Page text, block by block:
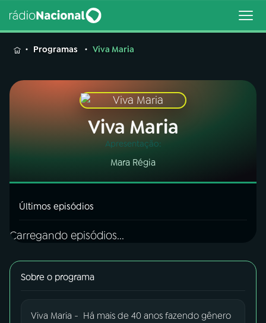
MENU
Buscar
Programas Viva Maria
Viva Maria
Apresentação:
Mara Régia
Últimos episódios
Carregando episódios...
Sobre o programa
Viva Maria - Há mais de 40 anos fazendo gênero